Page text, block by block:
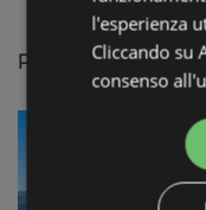
PROPOSTE SIMILI
l'esperienza
Cliccando su
consenso